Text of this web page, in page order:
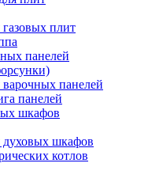
плит
панелей
панелей
панелей
шкафов
шкафов
котлов